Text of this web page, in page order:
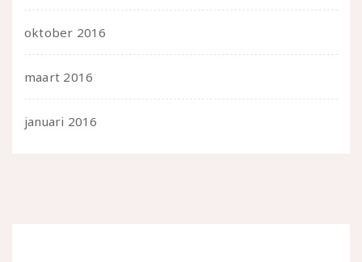
oktober 2016
maart 2016
januari 2016